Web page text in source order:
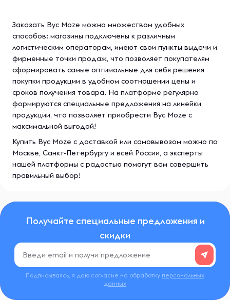
Заказать Byc Moze можно множеством удобных
способов: магазины подключены к различным
логистическим операторам, имеют свои пункты выдачи и
фирменные точки продаж, что позволяет покупателям
сформировать самые оптимальные для себя решения
покупки продукции в удобном соотношении цены и
сроков получения товара. На платформе регулярно
формируются специальные предложения на линейки
продукции, что позволяет приобрести Byc Moze с
максимальной выгодой!
Купить Byc Moze с доставкой или самовывозом можно по
Москве, Санкт-Петербургу и всей России, а эксперты
нашей платформы с радостью помогут вам совершить
правильный выбор!
Получайте специальные предложения и
скидки
Подписываясь, я даю согласие на обработку персональных
данных